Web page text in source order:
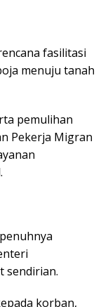
fasilitasi
menuju tanah
pemulihan
Pekerja Migran
sendirian.
korban,